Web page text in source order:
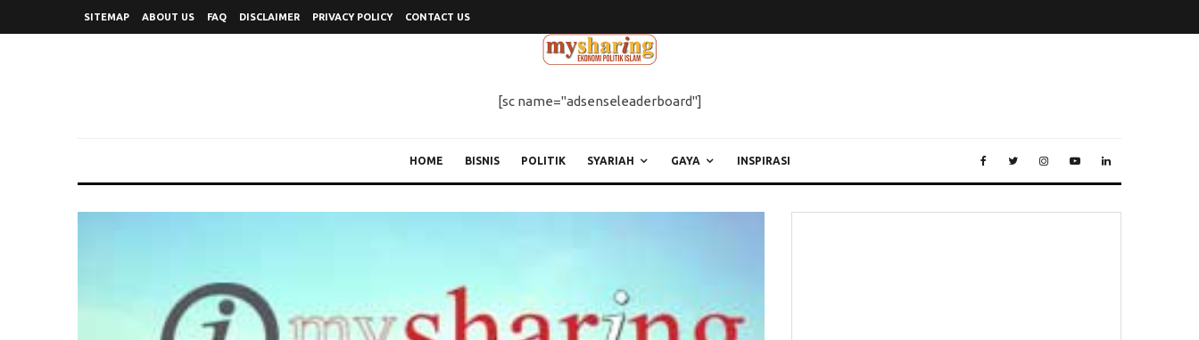
SITEMAP ABOUT US FAQ DISCLAIMER PRIVACY POLICY CONTACT US
[sc name="adsenseleaderboard"]
HOME BISNIS POLITIK SYARIAH GAYA INSPIRASI